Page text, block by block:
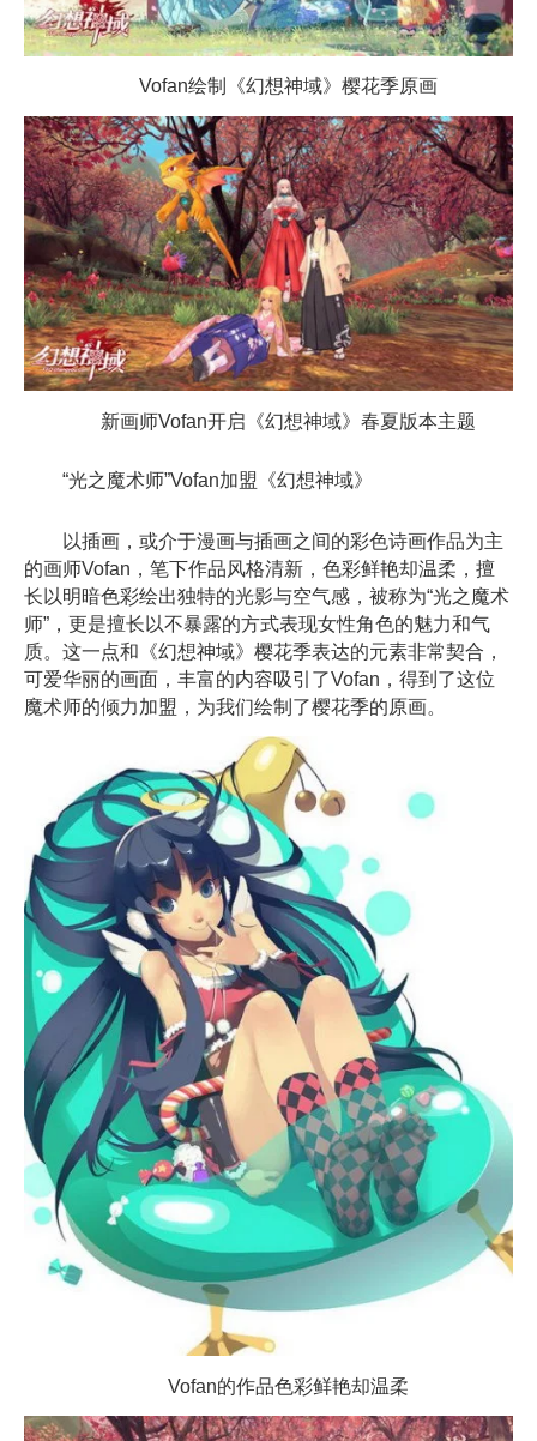
Vofan绘制《幻想神域》樱花季原画
新画师Vofan开启《幻想神域》春夏版本主题
“光之魔术师”Vofan加盟《幻想神域》
以插画，或介于漫画与插画之间的彩色诗画作品为主
的画师Vofan，笔下作品风格清新，色彩鲜艳却温柔，擅
长以明暗色彩绘出独特的光影与空气感，被称为“光之魔术
师”，更是擅长以不暴露的方式表现女性角色的魅力和气
质。这一点和《幻想神域》樱花季表达的元素非常契合，
可爱华丽的画面，丰富的内容吸引了Vofan，得到了这位
魔术师的倾力加盟，为我们绘制了樱花季的原画。
Vofan的作品色彩鲜艳却温柔